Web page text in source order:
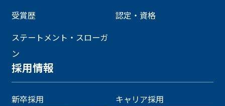
受賞歴
認定・資格
ステートメント・スローガ
ン
採用情報
新卒採用 キャリア採用